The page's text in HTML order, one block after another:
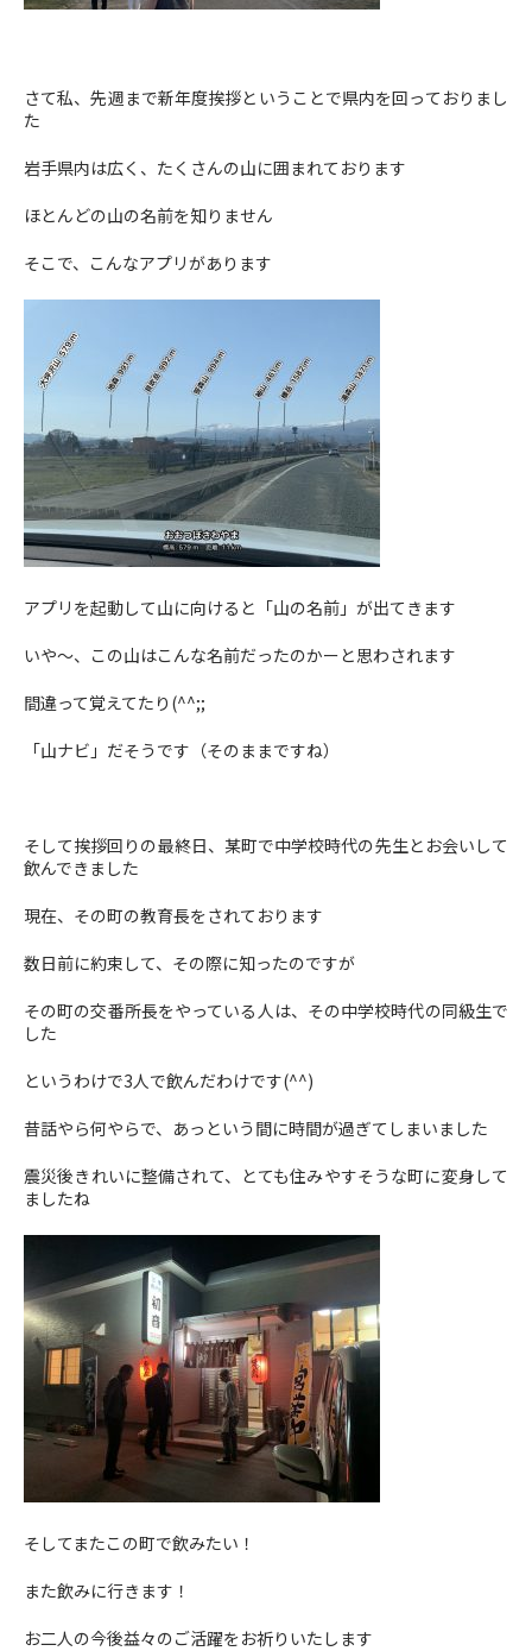
さて私、先週まで新年度挨拶ということで県内を回っておりまし
た
岩手県内は広く、たくさんの山に囲まれております
ほとんどの山の名前を知りません
そこで、こんなアプリがあります
アプリを起動して山に向けると「山の名前」が出てきます
いや～、この山はこんな名前だったのかーと思わされます
間違って覚えてたり(^^;;
「山ナビ」だそうです（そのままですね）
そして挨拶回りの最終日、某町で中学校時代の先生とお会いして
飲んできました
現在、その町の教育長をされております
数日前に約束して、その際に知ったのですが
その町の交番所長をやっている人は、その中学校時代の同級生で
した
というわけで3人で飲んだわけです(^^)
昔話やら何やらで、あっという間に時間が過ぎてしまいました
震災後きれいに整備されて、とても住みやすそうな町に変身して
ましたね
そしてまたこの町で飲みたい！
また飲みに行きます！
お二人の今後益々のご活躍をお祈りいたします